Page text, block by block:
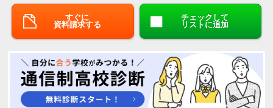
すぐに
資料請求する
チェックして
リストに追加